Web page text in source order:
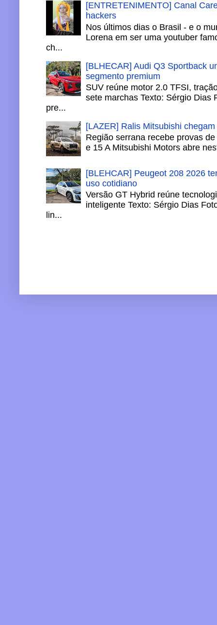
[ENTRETENIMENTO] Canal
hackers
Nos últimos dias o Brasil - e o
Lorena em ser uma youtuber
ch...
[BLHECAR] Audi Q3 Sportback
segmento premium
SUV reúne motor 2.0 TFSI,
sete marchas Texto: Sérgio Dias
pre...
[LAZER] Ralis Mitsubishi
Região serrana recebe provas
e 15 A Mitsubishi Motors abre
[BLEHCAR] Peugeot 208 2026
uso cotidiano
Versão GT Hybrid reúne
inteligente Texto: Sérgio Dias
lin...